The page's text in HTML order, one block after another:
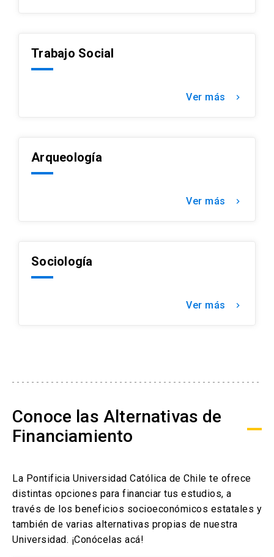
Trabajo Social
Ver más keyboard_arrow_right
Arqueología
Ver más keyboard_arrow_right
Sociología
Ver más keyboard_arrow_right
Conoce las Alternativas de
Financiamiento
La Pontificia Universidad Católica de Chile te ofrece
distintas opciones para financiar tus estudios, a
través de los beneficios socioeconómicos estatales y
también de varias alternativas propias de nuestra
Universidad. ¡Conócelas acá!